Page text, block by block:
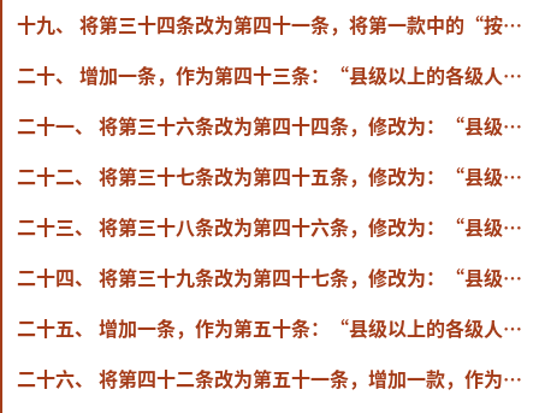
十九、 将第三十四条改为第四十一条，将第一款中的“按照本法第三十三条的规定”修改为“依法”。
二十、 增加一条，作为第四十三条：“县级以上的各级人民代表大会常务委员会制定年度代表工作计划，依法统筹组织和安排代表履职活动，增强代表履职活动的计划性、组织性和规范性。
二十一、 将第三十六条改为第四十四条，修改为：“县级以上的各级人民代表大会常务委员会应当采取多种方式同本级人民代表大会代表保持联系，建立健全常务委员会组成人员、各专门委员会和常务委员会办事机构、工作机构联系代表的工作机制，扩大代表对立法、监督等各项工作的参与。
二十二、 将第三十七条改为第四十五条，修改为：“县级以上的地方各级人民代表大会常务委员会应当加强同本行政区域内的代表的联系，为代表依法履职提供必要的条件。
二十三、 将第三十八条改为第四十六条，修改为：“县级以上的各级人民代表大会常务委员会和各级人民政府及其所属各部门、监察委员会、人民法院、人民检察院，应当及时向本级人民代表大会代表通报工作情况，提供信息资料，保障代表的知情权。
二十四、 将第三十九条改为第四十七条，修改为：“县级以上的各级人民代表大会常务委员会应当有计划地组织代表参加履职学习培训和交流，提高代表履职能力。
二十五、 增加一条，作为第五十条：“县级以上的各级人民代表大会专门委员会审议本级人民代表大会主席团交付的代表议案，应当与代表联系沟通，充分听取意见，并及时通报情况。”
二十六、 将第四十二条改为第五十一条，增加一款，作为第一款：“代表对各方面工作提出的建议、批评和意见，由本级人民代表大会常务委员会办事机构、工作机构或者乡、民族乡、镇的人民代表大会主席团交有关机关、组织研究办理。”